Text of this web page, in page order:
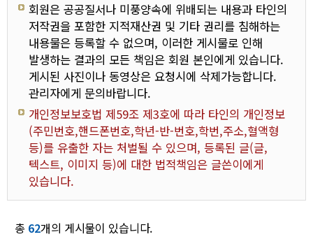
회원은 공공질서나 미풍양속에 위배되는 내용과 타인의
저작권을 포함한 지적재산권 및 기타 권리를 침해하는
내용물은 등록할 수 없으며, 이러한 게시물로 인해
발생하는 결과의 모든 책임은 회원 본인에게 있습니다.
게시된 사진이나 동영상은 요청시에 삭제가능합니다.
관리자에게 문의바랍니다.
개인정보보호법 제59조 제3호에 따라 타인의 개인정보
(주민번호,핸드폰번호,학년-반-번호,학번,주소,혈액형
등)를 유출한 자는 처벌될 수 있으며, 등록된 글(글,
텍스트, 이미지 등)에 대한 법적책임은 글쓴이에게
있습니다.
총 62개의 게시물이 있습니다.